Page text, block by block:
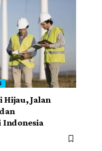
Jalan
Indonesia